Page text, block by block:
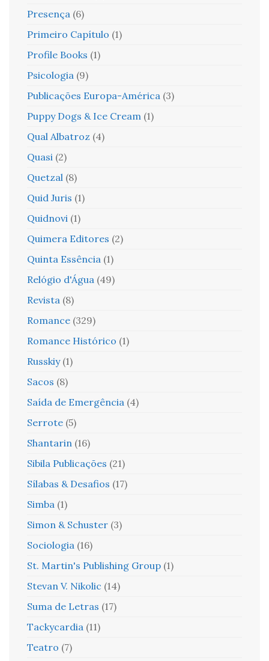
Presença (6)
Primeiro Capítulo (1)
Profile Books (1)
Psicologia (9)
Publicações Europa-América (3)
Puppy Dogs & Ice Cream (1)
Qual Albatroz (4)
Quasi (2)
Quetzal (8)
Quid Juris (1)
Quidnovi (1)
Quimera Editores (2)
Quinta Essência (1)
Relógio d'Água (49)
Revista (8)
Romance (329)
Romance Histórico (1)
Russkiy (1)
Sacos (8)
Saída de Emergência (4)
Serrote (5)
Shantarin (16)
Sibila Publicações (21)
Sílabas & Desafios (17)
Simba (1)
Simon & Schuster (3)
Sociologia (16)
St. Martin's Publishing Group (1)
Stevan V. Nikolic (14)
Suma de Letras (17)
Tackycardia (11)
Teatro (7)